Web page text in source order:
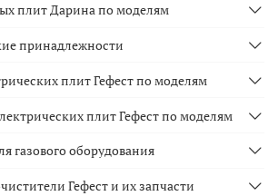
плит Дарина по моделям
принадлежности
плит Гефест по моделям
плит Гефест по моделям
газового оборудования
Гефест и их запчасти